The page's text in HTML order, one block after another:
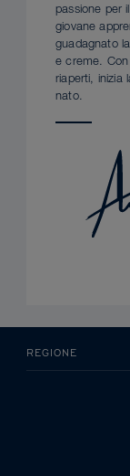
passione per
giovane
guadagnato
e creme.
riaperti, inizia
nato.
REGIONE